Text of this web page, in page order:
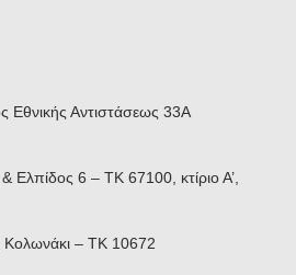
ΕΠΕΜΒΑΣΕΙΣ
(Ανόρθωση)
μαστών
Εθνικής Αντιστάσεως 33Α
Ελπίδος 6 – ΤΚ 67100, κτίριο Α’,
– TK 10672